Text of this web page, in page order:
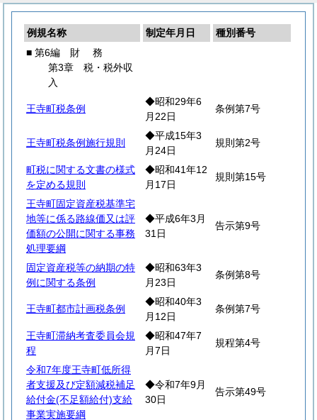
例規名称 制定年月日
種別番号
■ 第6編 財 務
第3章 税・税外収
入
王寺町税条例
◆昭和29年6
月22日
条例第7号
王寺町税条例施行規則
◆平成15年3
月24日
規則第2号
町税に関する文書の様式
を定める規則
◆昭和41年12
月17日
規則第15号
王寺町固定資産税基準宅
地等に係る路線価又は評
価額の公開に関する事務
処理要綱
◆平成6年3月
31日
告示第9号
固定資産税等の納期の特
例に関する条例
◆昭和63年3
月23日
条例第8号
王寺町都市計画税条例
◆昭和40年3
月12日
条例第7号
王寺町滞納考査委員会規
程
◆昭和47年7
月7日
規程第4号
令和7年度王寺町低所得
者支援及び定額減税補足
給付金(不足額給付)支給
事業実施要綱
◆令和7年9月
30日
告示第49号